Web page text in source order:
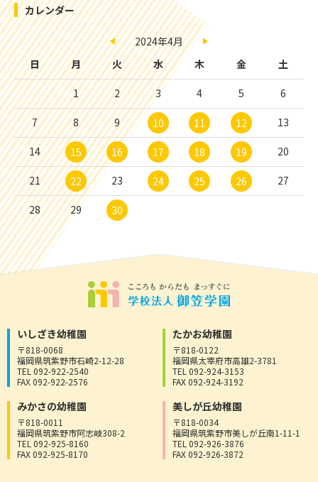
カレンダー
2024年4月
日
月 火 水 木 金 土
1 2 3 4 5 6
7 8 9 10 11 12 13
14 15 16 17 18 19 20
21 22 23 24 25 26 27
28 29 30
いしざき幼稚園
〒818-0068
福岡県筑紫野市石崎2-12-28
TEL 092-922-2540
FAX 092-922-2576
たかお幼稚園
〒818-0122
福岡県太宰府市高雄2-3781
TEL 092-924-3153
FAX 092-924-3192
みかさの幼稚園
〒818-0011
福岡県筑紫野市阿志岐308-2
TEL 092-925-8160
FAX 092-925-8170
美しが丘幼稚園
〒818-0034
福岡県筑紫野市美しが丘南1-11-1
TEL 092-926-3876
FAX 092-926-3872